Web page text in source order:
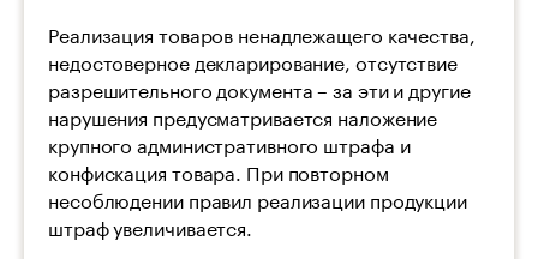
Реализация товаров ненадлежащего качества,
недостоверное декларирование, отсутствие
разрешительного документа – за эти и другие
нарушения предусматривается наложение
крупного административного штрафа и
конфискация товара. При повторном
несоблюдении правил реализации продукции
штраф увеличивается.